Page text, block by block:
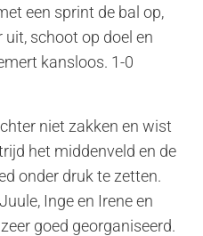
een sprint de bal op,
uit, schoot op doel en
kansloos. 1-0
niet zakken en wist
het middenveld en de
onder druk te zetten.
Inge en Irene en
goed georganiseerd.